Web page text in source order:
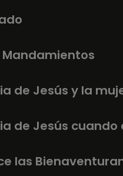
Mandamientos
de Jesús y la
de Jesús
las